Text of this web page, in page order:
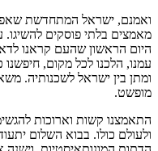
ואמנם, ישראל המתחדשת
מאמצים בלתי פוסקים להשיגו.
היום הראשון שהעם קראנו
עמנו, הלכנו לכל מקום,
ומתן בין ישראל לשכנותיה.
מופשט.
התאמצנו קשות וארוכות
ולעולם כולו. בבוא השלום